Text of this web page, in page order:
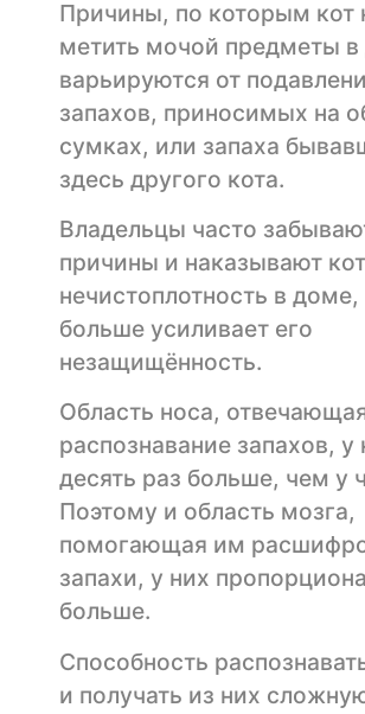
Причины, по которым кот
метить мочой предметы
варьируются от
запахов, приносимых на
сумках, или запаха
здесь другого кота.
Владельцы часто
причины и наказывают
нечистоплотность в
больше усиливает его
незащищённость.
Область носа,
распознавание запахов, у
десять раз больше, чем у
Поэтому и область мозга,
помогающая им
запахи, у них
больше.
Способность
и получать из них